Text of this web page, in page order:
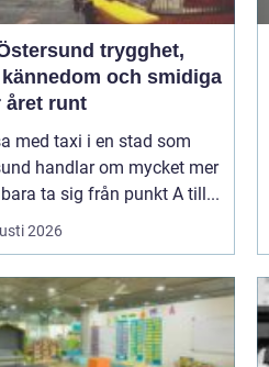
trygghet,
och smidiga
året runt
med taxi i en stad som
handlar om mycket mer
ta sig från punkt A till...
2026